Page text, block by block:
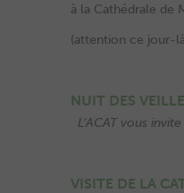
à la Cathédrale de
(attention ce jour-
NUIT DES
L’ACAT vous
VISITE DE LA